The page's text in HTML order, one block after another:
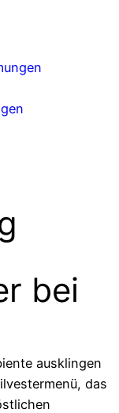
bei
ausklingen
das